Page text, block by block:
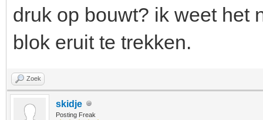
druk op bouwt? ik weet het
blok eruit te trekken.
Zoek
skidje
Posting Freak